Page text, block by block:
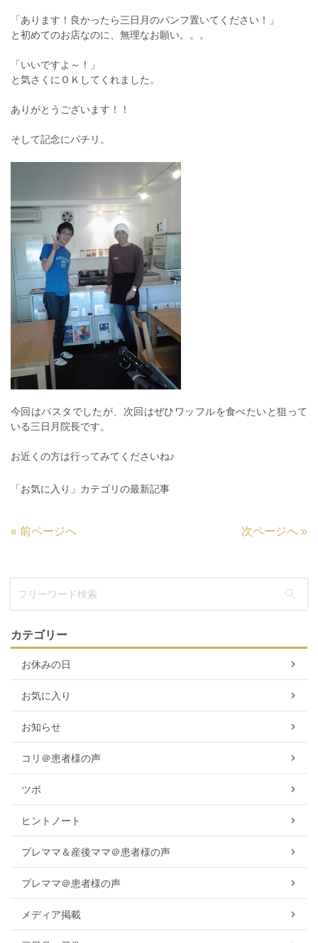
「あります！良かったら三日月のパンフ置いてください！」
と初めてのお店なのに、無理なお願い。。。
「いいですよ～！」
と気さくにＯＫしてくれました。
ありがとうございます！！
そして記念にパチリ。
今回はパスタでしたが、次回はぜひワッフルを食べたいと狙って
いる三日月院長です。
お近くの方は行ってみてくださいね♪
「お気に入り」カテゴリの最新記事
« 前ページへ 次ページへ »
カテゴリー
お休みの日
お気に入り
お知らせ
コリ＠患者様の声
ツボ
ヒントノート
プレママ＆産後ママ＠患者様の声
プレママ＠患者様の声
メディア掲載